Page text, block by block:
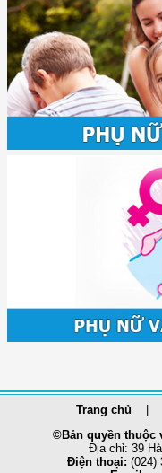
Trang chủ
©Bản quyền thuộc
Địa chỉ: 39
Điện thoại: (024)